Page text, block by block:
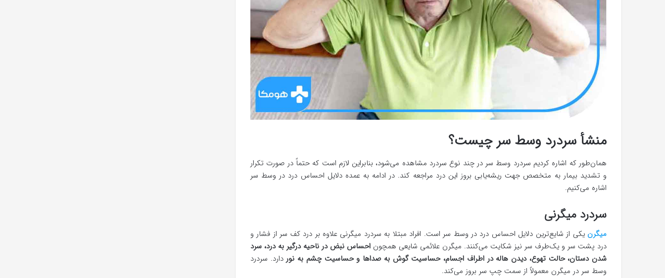
منشأ سردرد وسط سر چیست؟
همان‌طور که اشاره کردیم سردرد وسط سر در چند نوع سردرد مشاهده می‌شود، بنابراین لازم است که حتماً در صورت تکرار
و تشدید بیمار به متخصص جهت ریشه‌یابی بروز این درد مراجعه کند. در ادامه به عمده دلایل احساس درد در وسط سر
اشاره می‌کنیم.
سردرد میگرنی
میگرنیکی از شایع‌ترین دلایل احساس درد در وسط سر است. افراد مبتلا به سردرد میگرنی علاوه بر درد کف سر از فشار و
درد پشت سر و یک‌طرف سر نیز شکایت می‌کنند. میگرن علائمی شایعی همچون احساس نبض در ناحیه درگیر به درد، سرد
شدن دستان، حالت تهوع، دیدن هاله در اطراف اجسام، حساسیت گوش به صداها و حساسیت چشم به نوردارد. سردرد
وسط سر در میگرن معمولاً از سمت چپ سر بروز می‌کند.